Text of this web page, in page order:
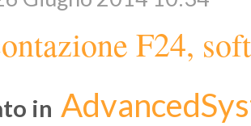
F24,
in